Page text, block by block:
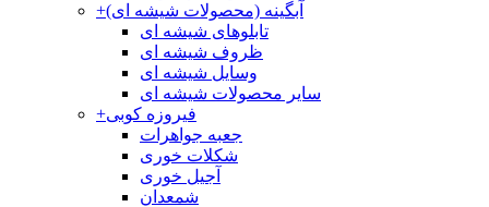
+آبگینه (محصولات شیشه ای)
تابلوهای شیشه ای
ظروف شیشه ای
وسایل شیشه ای
سایر محصولات شیشه ای
+فیروزه کوبی
جعبه جواهرات
شکلات خوری
آجیل خوری
شمعدان